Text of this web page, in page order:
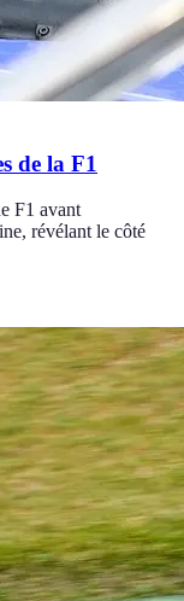
de la F1
F1 avant
révélant le côté